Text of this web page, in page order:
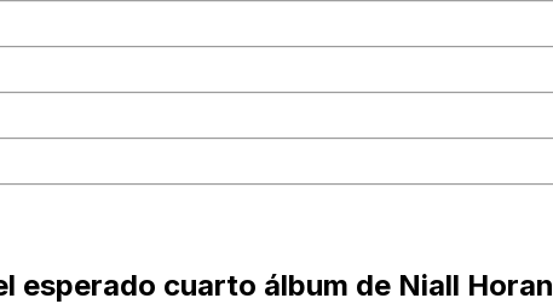
esperado cuarto álbum de Niall Horan